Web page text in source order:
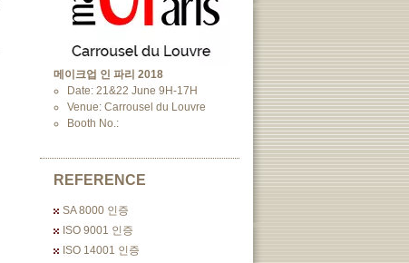
메이크업 인 파리 2018
Date: 21&22 June 9H-17H
Venue: Carrousel du Louvre
Booth No.:
REFERENCE
SA 8000 인증
ISO 9001 인증
ISO 14001 인증